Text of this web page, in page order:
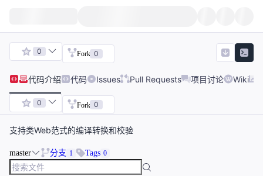
0 Fork 0
代码介绍 代码 Issues Pull Requests 项目讨论 Wiki
0 Fork 0
支持类Web范式的编译转换和校验
master 分支 1 Tags 0